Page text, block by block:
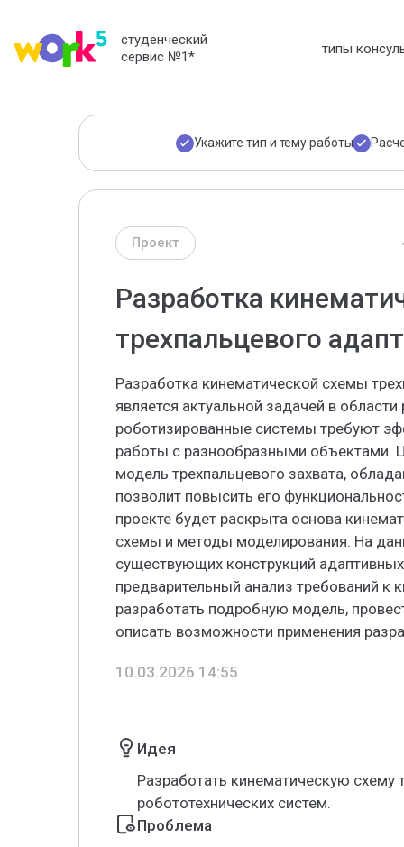
студенческий
сервис №1* типы
Укажите тип и тему работы
Проект
Разработка
трехпальцевого
Разработка кинематической схемы
является актуальной задачей в
роботизированные системы требуют
работы с разнообразными объектами.
модель трехпальцевого захвата,
позволит повысить его
проекте будет раскрыта основа
схемы и методы моделирования. На
существующих конструкций
предварительный анализ требований к
разработать подробную модель,
описать возможности применения
10.03.2026 14:55
Идея
Разработать кинематическую схему
робототехнических систем.
Проблема